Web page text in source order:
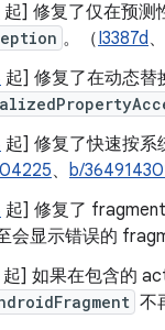
起] 修复了仅在预测
。（I3387d、
起] 修复了在动态替
起] 修复了快速按系
、 b/
起] 修复了
会显示错误的
起] 如果在包含的
不